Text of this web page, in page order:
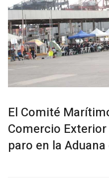
El Comité
Comercio
paro en la